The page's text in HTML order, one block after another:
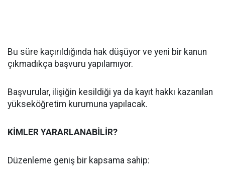
Bu süre kaçırıldığında hak düşüyor ve yeni bir kanun
çıkmadıkça başvuru yapılamıyor.
Başvurular, ilişiğin kesildiği ya da kayıt hakkı kazanılan
yükseköğretim kurumuna yapılacak.
KİMLER YARARLANABİLİR?
Düzenleme geniş bir kapsama sahip: